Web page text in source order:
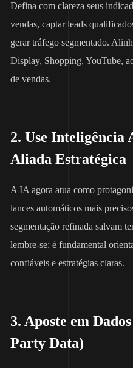
Defina com clareza seus
vendas, captar leads
gerar tráfego segmentado.
Display, Shopping, YouTube,
de vendas.
2. Use
Aliada Estratégica
A IA agora atua como
lances automáticos mais
segmentação refinada salvam
lembre-se: é fundamental
confiáveis e estratégias claras.
3. Aposte em
Party Data)